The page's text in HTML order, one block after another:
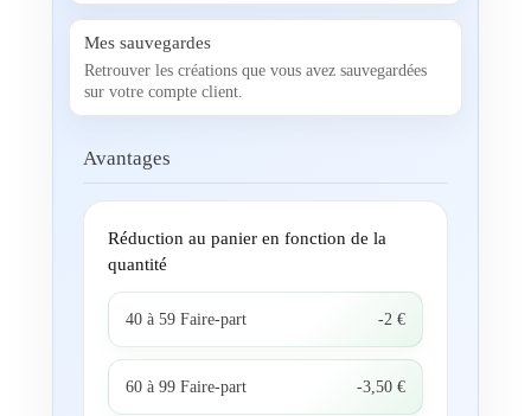
Mes sauvegardes
Retrouver les créations que vous avez sauvegardées
sur votre compte client.
Avantages
Réduction au panier en fonction de la
quantité
40 à 59 Faire-part -2 €
60 à 99 Faire-part -3,50 €